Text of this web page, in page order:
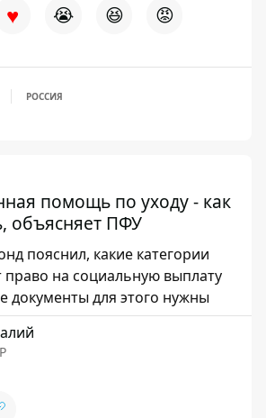
♥ 😭 😆 😡
РОССИЯ
помощь по уходу - как
объясняет ПФУ
пояснил, какие категории
на социальную выплату
документы для этого нужны